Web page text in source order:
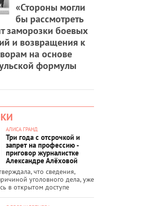
«Стороны могли
бы рассмотреть
заморозки боевых
и возвращения к
на основе
формулы
АЛИСА ГРАНД
Три года с отсрочкой и
запрет на профессию -
приговор журналистке
Александре Алёховой
что сведения,
уголовного дела, уже
в открытом доступе